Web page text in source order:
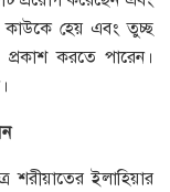
কাউকে হেয় এবং তুচ্ছ
করতে পারেন।
শরীয়াতের ইলাহিয়ার